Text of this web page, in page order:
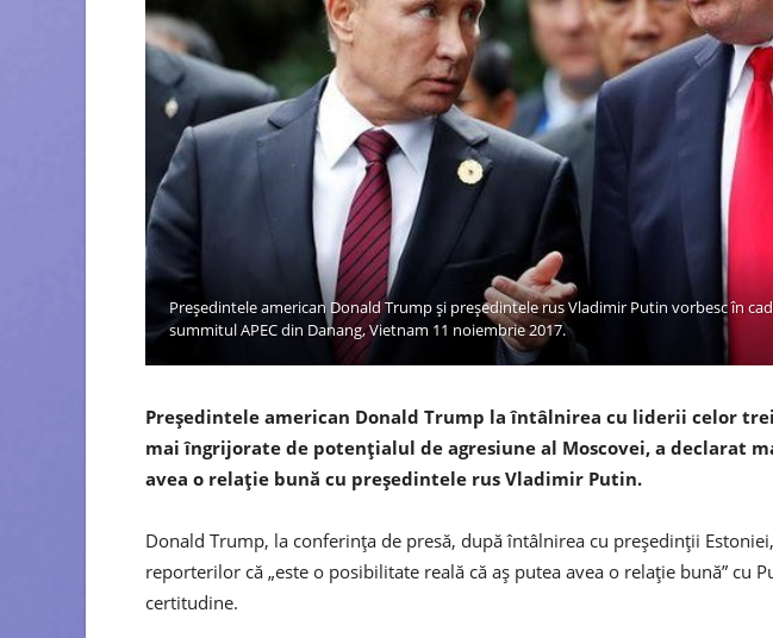
Președintele american Donald Trump și președintele rus Vladimir Putin vorbesc în
summitul APEC din Danang, Vietnam 11 noiembrie 2017.
Președintele american Donald Trump la întâlnirea cu liderii celor
mai îngrijorate de potențialul de agresiune al Moscovei, a declarat
avea o relație bună cu președintele rus Vladimir Putin.
Donald Trump, la conferința de presă, după întâlnirea cu președinții
reporterilor că „este o posibilitate reală că aș putea avea o relație bună” cu
certitudine.